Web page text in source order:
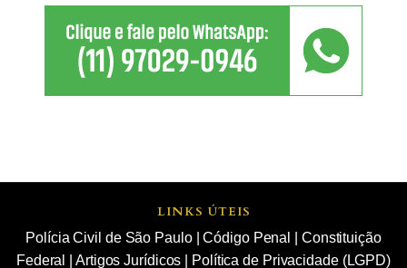
LINKS ÚTEIS
Polícia Civil de São Paulo|Código Penal
Constituição
Federal
Artigos Jurídicos
Política de Privacidade (LGPD)